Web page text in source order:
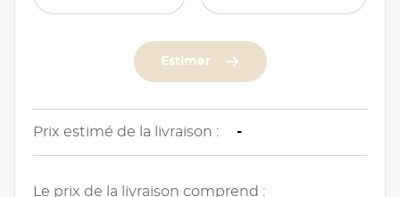
Estimer
Prix estimé de la livraison : -
Le prix de la livraison comprend :